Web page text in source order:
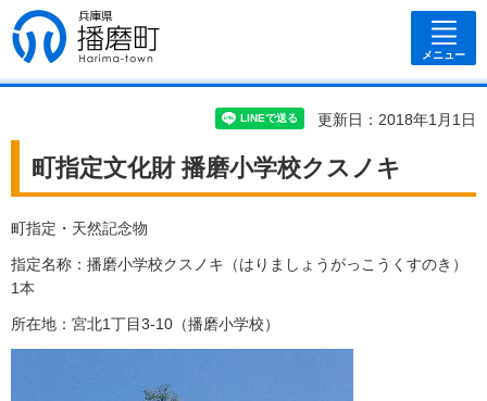
兵庫県 播磨
町
メニュー
更新日：2018年1月1日
町指定文化財 播磨小学校クスノキ
町指定・天然記念物
指定名称：播磨小学校クスノキ（はりましょうがっこうくすのき）
1本
所在地：宮北1丁目3-10（播磨小学校）